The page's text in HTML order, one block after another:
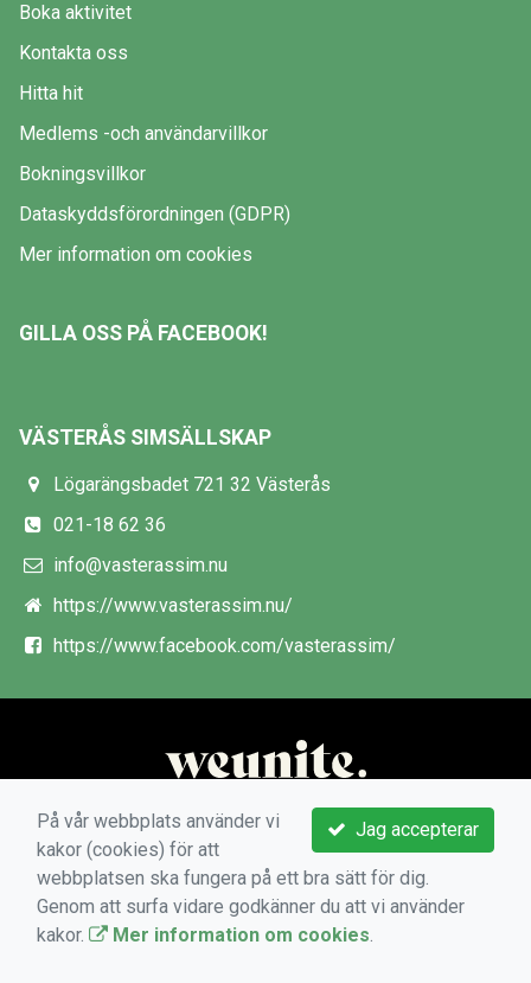
Boka aktivitet
Kontakta oss
Hitta hit
Medlems -och användarvillkor
Bokningsvillkor
Dataskyddsförordningen (GDPR)
Mer information om cookies
GILLA OSS PÅ FACEBOOK!
VÄSTERÅS SIMSÄLLSKAP
Lögarängsbadet 721 32 Västerås
021-18 62 36
info@vasterassim.nu
https://www.vasterassim.nu/
https://www.facebook.com/vasterassim/
Jag accepterar
På vår webbplats använder vi
kakor (cookies) för att
webbplatsen ska fungera på ett bra sätt för dig.
Genom att surfa vidare godkänner du att vi använder
kakor.
Mer information om cookies.